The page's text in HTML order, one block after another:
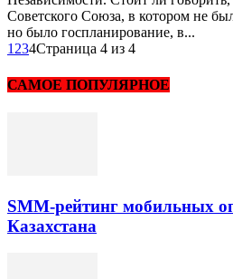
Советского Союза, в котором не
но было госпланирование, в...
1 234Страница 4 из 4
САМОЕ ПОПУЛЯРНОЕ
SMM-рейтинг мобильных
Казахстана